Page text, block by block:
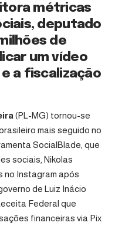
métricas
deputado
de
um vídeo
a fiscalização
(PL-MG) tornou-se
mais seguido no
SocialBlade, que
sociais, Nikolas
no Instagram após
de Luiz Inácio
Federal que
financeiras via Pix